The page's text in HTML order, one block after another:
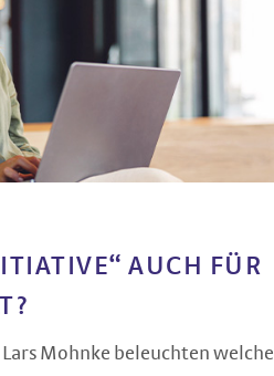
AUCH FÜR
Lars Mohnke beleuchten welche